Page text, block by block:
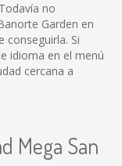
no
Garden en
conseguirla. Si
idioma en el menú
cercana a
Mega San